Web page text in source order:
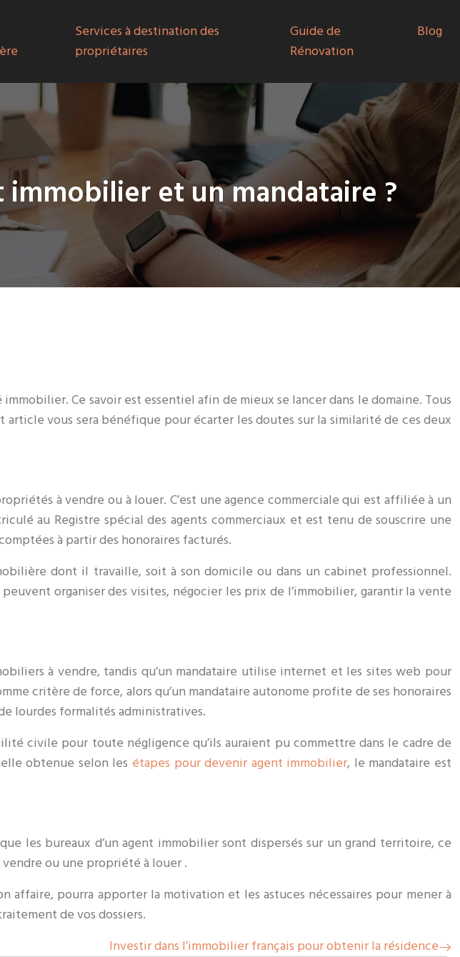
Services à destination des
propriétaires
Guide de
Rénovation
Blog
et un mandataire ?
Ce savoir est essentiel afin de mieux se lancer dans le domaine. Tous
vous sera bénéfique pour écarter les doutes sur la similarité de ces deux
à vendre ou à louer. C’est une agence commerciale qui est affiliée à un
au Registre spécial des agents commerciaux et est tenu de souscrire une
à partir des honoraires facturés.
dont il travaille, soit à son domicile ou dans un cabinet professionnel.
organiser des visites, négocier les prix de l’immobilier, garantir la vente
à vendre, tandis qu’un mandataire utilise internet et les sites web pour
critère de force, alors qu’un mandataire autonome profite de ses honoraires
lourdes formalités administratives.
civile pour toute négligence qu’ils auraient pu commettre dans le cadre de
obtenue selon les étapes pour devenir agent immobilier, le mandataire est
les bureaux d’un agent immobilier sont dispersés sur un grand territoire, ce
ou une propriété à louer .
affaire, pourra apporter la motivation et les astuces nécessaires pour mener à
de vos dossiers.
Investir dans l’immobilier français pour obtenir la résidence